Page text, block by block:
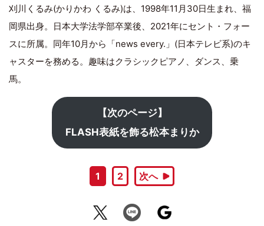
刈川くるみ(かりかわ くるみ)は、1998年11月30日生まれ、福
岡県出身。日本大学法学部卒業後、2021年にセント・フォー
スに所属。同年10月から「news every.」(日本テレビ系)のキ
ャスターを務める。趣味はクラシックピアノ、ダンス、乗
馬。
【次のページ】
FLASH表紙を飾る松本まりか
1 2 次へ